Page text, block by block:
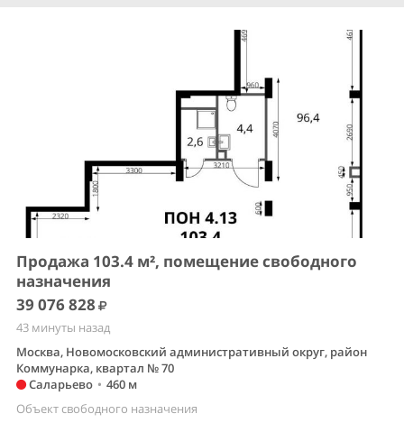
Продажа 103.4 м², помещение свободного
назначения
39 076 828
43 минуты назад
Москва, Новомосковский административный округ, район
Коммунарка, квартал № 70
Саларьево • 460 м
Объект свободного назначения